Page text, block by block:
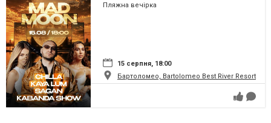
Пляжна вечірка
15 серпня, 18:00
Бартоломео, Bartolomeo Best River Resort